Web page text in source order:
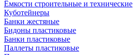
Ёмкости строительные и технические
Куботейнеры
Банки жестяные
Бидоны пластиковые
Банки пластиковые
Паллеты пластиковые